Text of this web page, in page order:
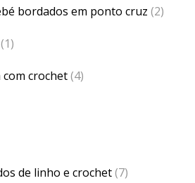
bordados em ponto cruz (2)
(1)
crochet(4)
de linho e crochet(7)